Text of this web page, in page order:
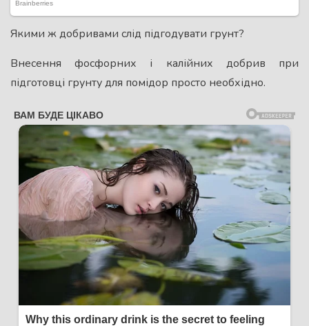
Якими ж добривами слід підгодувати грунт?
Внесення фосфорних і калійних добрив при
підготовці грунту для помідор просто необхідно.